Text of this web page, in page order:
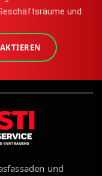
und
und